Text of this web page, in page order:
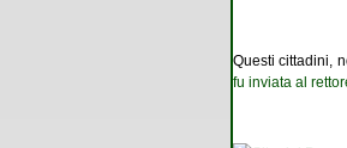
Questi cittadini,
fu inviata al